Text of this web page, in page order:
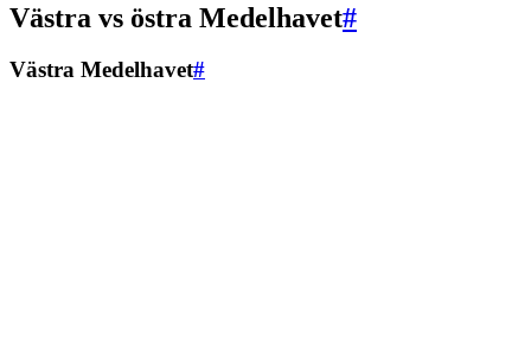
Västra vs östra Medelhavet#
Västra Medelhavet#